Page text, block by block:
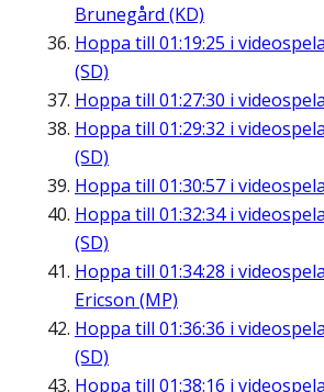
Brunegård (KD)
Hoppa till 01:19:25 i
(SD)
Hoppa till 01:27:30 i
Hoppa till 01:29:32 i
(SD)
Hoppa till 01:30:57 i
Hoppa till 01:32:34i
(SD)
Hoppa till 01:34:28 i
Ericson (MP)
Hoppa till 01:36:36 i
(SD)
Hoppa till 01:38:16 i